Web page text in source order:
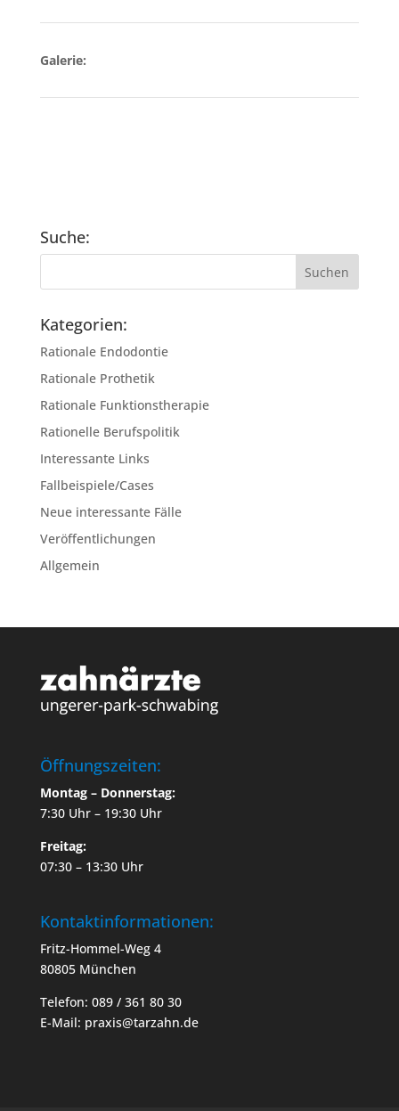
Galerie:
Suche:
Kategorien:
Rationale Endodontie
Rationale Prothetik
Rationale Funktionstherapie
Rationelle Berufspolitik
Interessante Links
Fallbeispiele/Cases
Neue interessante Fälle
Veröffentlichungen
Allgemein
Öffnungszeiten:
Montag – Donnerstag:
7:30 Uhr – 19:30 Uhr
Freitag:
07:30 – 13:30 Uhr
Kontaktinformationen:
Fritz-Hommel-Weg 4
80805 München
Telefon: 089 / 361 80 30
E-Mail: praxis@tarzahn.de